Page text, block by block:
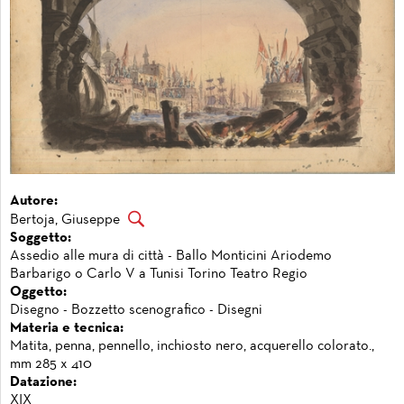
Autore:
Bertoja, Giuseppe
Soggetto:
Assedio alle mura di città - Ballo Monticini Ariodemo
Barbarigo o Carlo V a Tunisi Torino Teatro Regio
Oggetto:
Disegno - Bozzetto scenografico - Disegni
Materia e tecnica:
Matita, penna, pennello, inchiosto nero, acquerello colorato.,
mm 285 x 410
Datazione:
XIX